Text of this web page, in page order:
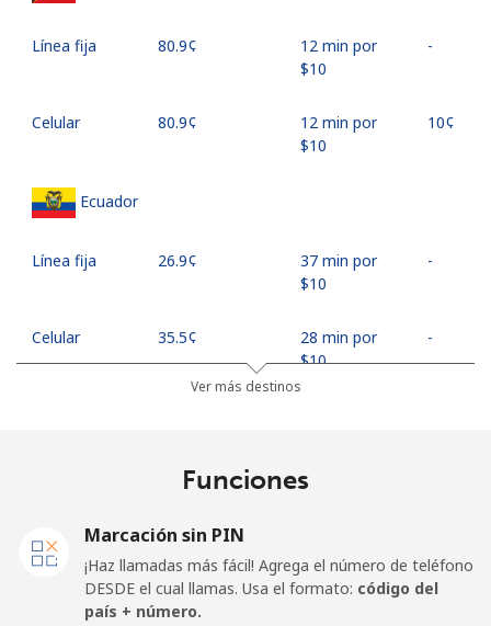
Línea fija ⁦80.9¢⁩
12 min por
⁦$10⁩
-
Celular ⁦80.9¢⁩
12 min por
⁦$10⁩
⁦10¢⁩
Ecuador
Línea fija ⁦26.9¢⁩
37 min por
⁦$10⁩
-
Celular ⁦35.5¢⁩
28 min por
⁦$10⁩
-
⁦18.9¢⁩
52 min por
Celular
⁦$10⁩
Ver más destinos
Funciones
Marcación sin PIN
¡Haz llamadas más fácil! Agrega el número de teléfono
DESDE el cual llamas. Usa el formato: código del
país + número.